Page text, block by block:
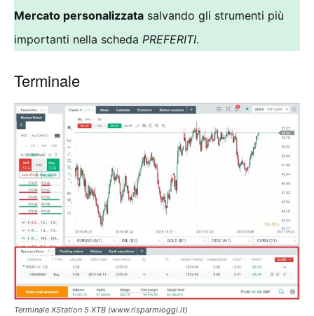
Mercato personalizzata salvando gli strumenti più
importanti nella scheda PREFERITI.
Terminale
Terminale XStation 5 XTB (www.risparmioggi.it)